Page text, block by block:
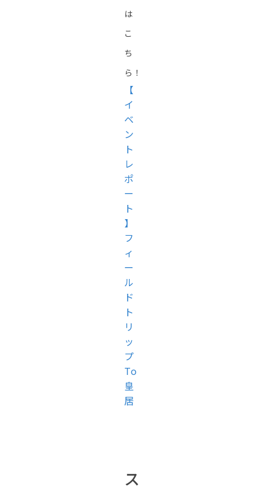
は
こ
ち
ら！
【
イ
ベ
ン
ト
レ
ポ
ー
ト
】
フ
ィ
ー
ル
ド
ト
リ
ッ
プ
To
皇
居
ス